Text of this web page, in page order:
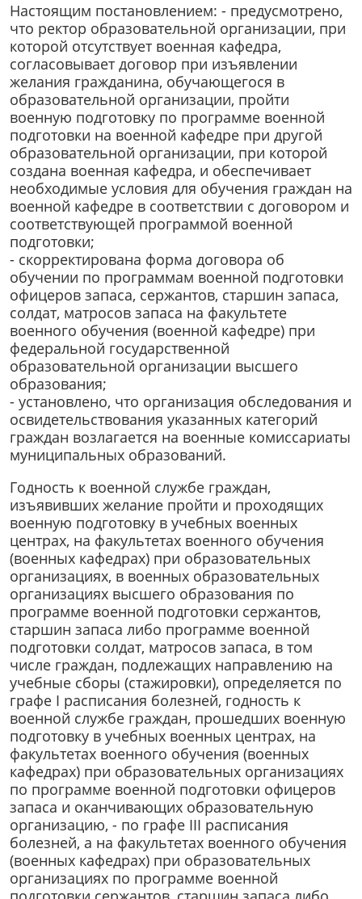
Настоящим постановлением: - предусмотрено,
что ректор образовательной организации, при
которой отсутствует военная кафедра,
согласовывает договор при изъявлении
желания гражданина, обучающегося в
образовательной организации, пройти
военную подготовку по программе военной
подготовки на военной кафедре при другой
образовательной организации, при которой
создана военная кафедра, и обеспечивает
необходимые условия для обучения граждан на
военной кафедре в соответствии с договором и
соответствующей программой военной
подготовки;
- скорректирована форма договора об
обучении по программам военной подготовки
офицеров запаса, сержантов, старшин запаса,
солдат, матросов запаса на факультете
военного обучения (военной кафедре) при
федеральной государственной
образовательной организации высшего
образования;
- установлено, что организация обследования и
освидетельствования указанных категорий
граждан возлагается на военные комиссариаты
муниципальных образований.
Годность к военной службе граждан,
изъявивших желание пройти и проходящих
военную подготовку в учебных военных
центрах, на факультетах военного обучения
(военных кафедрах) при образовательных
организациях, в военных образовательных
организациях высшего образования по
программе военной подготовки сержантов,
старшин запаса либо программе военной
подготовки солдат, матросов запаса, в том
числе граждан, подлежащих направлению на
учебные сборы (стажировки), определяется по
графе I расписания болезней, годность к
военной службе граждан, прошедших военную
подготовку в учебных военных центрах, на
факультетах военного обучения (военных
кафедрах) при образовательных организациях
по программе военной подготовки офицеров
запаса и оканчивающих образовательную
организацию, - по графе III расписания
болезней, а на факультетах военного обучения
(военных кафедрах) при образовательных
организациях по программе военной